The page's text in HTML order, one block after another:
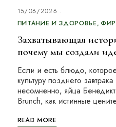
15/06/2026
ПИТАНИЕ И ЗДОРОВЬЕ
Захватывающая
почему мы создали
Если и есть блюдо,
культуру позднего
несомненно, яйца
Brunch, как истинные
READ MORE